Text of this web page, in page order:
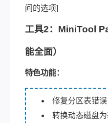
间的选项]
工具2：MiniTool
能全面）
特色功能：
修复分区表错误
转换动态磁盘